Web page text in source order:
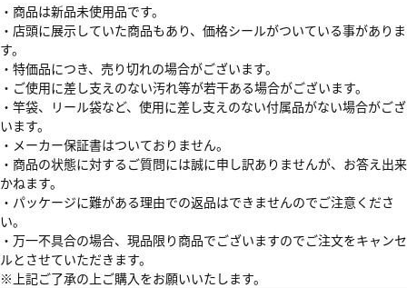
・商品は新品未使用品です。
・店頭に展示していた商品もあり、価格シールがついている事がありま
す。
・特価品につき、売り切れの場合がございます。
・ご使用に差し支えのない汚れ等が若干ある場合がございます。
・竿袋、リール袋など、使用に差し支えのない付属品がない場合がござ
います。
・メーカー保証書はついておりません。
・商品の状態に対するご質問には誠に申し訳ありませんが、お答え出来
かねます。
・パッケージに難がある理由での返品はできませんのでご注意くださ
い。
・万一不具合の場合、現品限り商品でございますのでご注文をキャンセ
ルとさせていただきます。
※上記ご了承の上ご購入をお願いいたします。